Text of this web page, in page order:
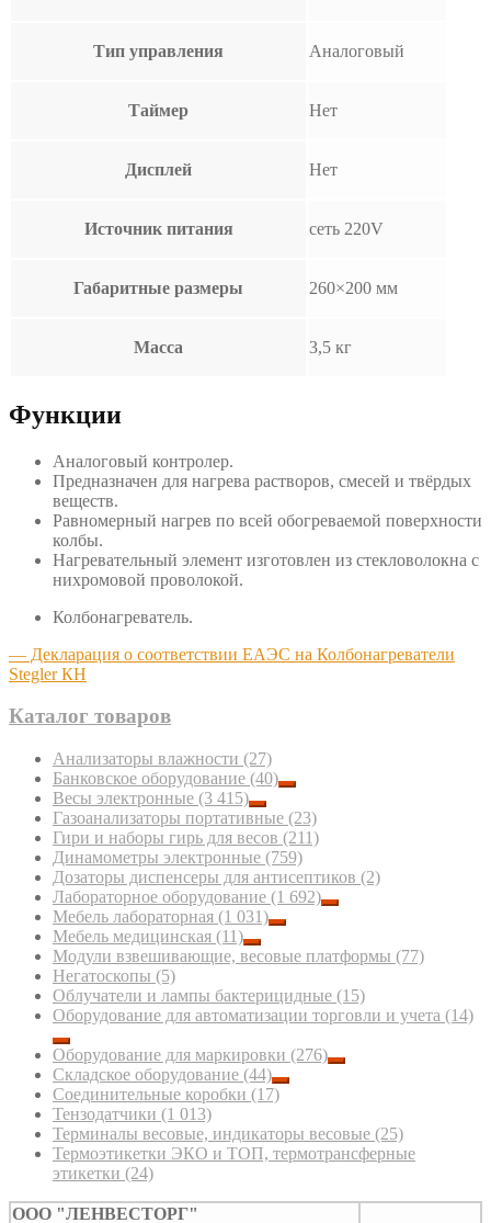
Тип управления Аналоговый
Таймер Нет
Дисплей Нет
Источник питания сеть 220V
Габаритные размеры 260×200 мм
Масса 3,5 кг
Функции
Аналоговый контролер.
Предназначен для нагрева растворов, смесей и твёрдых
веществ.
Равномерный нагрев по всей обогреваемой поверхности
колбы.
Нагревательный элемент изготовлен из стекловолокна с
нихромовой проволокой.
Колбонагреватель.
— Декларация о соответствии ЕАЭС на Колбонагреватели
Stegler КН
Каталог товаров
Анализаторы влажности (27)
Банковское оборудование (40)
Весы электронные (3 415)
Газоанализаторы портативные (23)
Гири и наборы гирь для весов (211)
Динамометры электронные (759)
Дозаторы диспенсеры для антисептиков (2)
Лабораторное оборудование (1 692)
Мебель лабораторная (1 031)
Мебель медицинская (11)
Модули взвешивающие, весовые платформы (77)
Негатоскопы (5)
Облучатели и лампы бактерицидные (15)
Оборудование для автоматизации торговли и учета (14)
Оборудование для маркировки (276)
Складское оборудование (44)
Соединительные коробки (17)
Тензодатчики (1 013)
Терминалы весовые, индикаторы весовые (25)
Термоэтикетки ЭКО и ТОП, термотрансферные
этикетки (24)
ООО "ЛЕНВЕСТОРГ"